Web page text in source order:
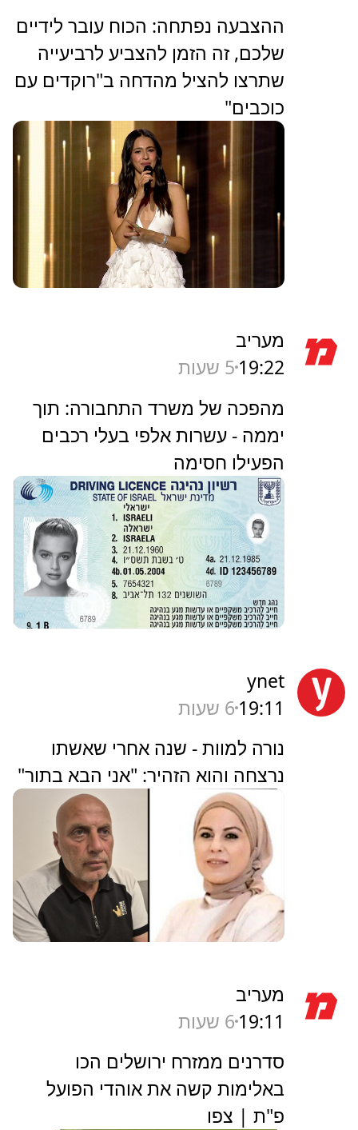
ההצבעה נפתחה: הכוח עובר לידיים
שלכם, זה הזמן להצביע לרביעייה
שתרצו להציל מהדחה ב"רוקדים עם
כוכבים"
מעריב
19:22 5 שעות
מהפכה של משרד התחבורה: תוך
יממה - עשרות אלפי בעלי רכבים
הפעילו חסימה
ynet
19:11 6 שעות
נורה למוות - שנה אחרי שאשתו
נרצחה והוא הזהיר: "אני הבא בתור"
מעריב
19:11 6 שעות
סדרנים ממזרח ירושלים הכו
באלימות קשה את אוהדי הפועל
פ"ת | צפו